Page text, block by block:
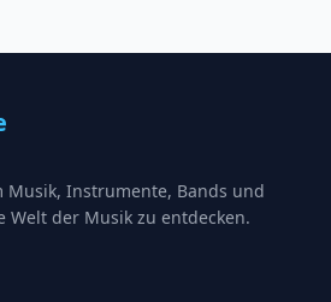
Musik, Instrumente, Bands und
Welt der Musik zu entdecken.